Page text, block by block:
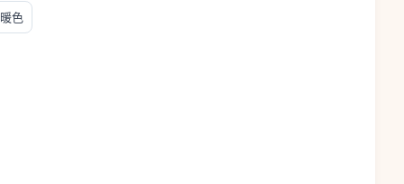
暖色